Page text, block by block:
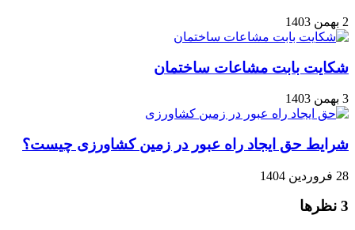
2 بهمن 1403
شکایت بابت مشاعات ساختمان
3 بهمن 1403
شرایط حق ایجاد راه عبور در زمین کشاورزی چیست؟
28 فروردین 1404
‫3 نظرها